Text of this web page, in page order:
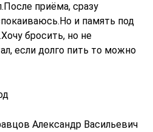
приёма, сразу
и память под
бросить, но не
если долго пить то можно
Александр Васильевич